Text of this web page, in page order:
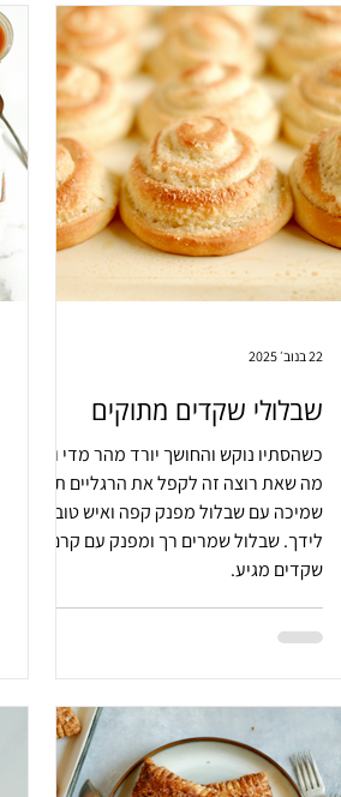
שבלולי שקדים מתוקים
כשהסתיו נוקש והחושך יורד מהר מדי וכל
מה שאת רוצה זה לקפל את הרגליים תחת
שמיכה עם שבלול מפנק קפה ואיש טוב
לידך. שבלול שמרים רך ומפנק עם קרם
שקדים מגיע.
22 בנוב׳ 2025